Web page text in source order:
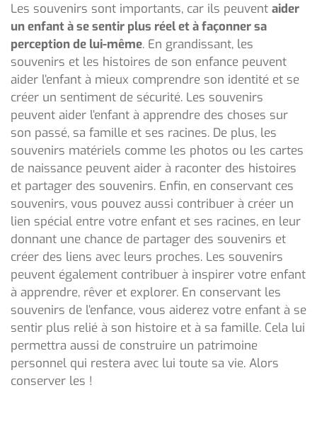
Les souvenirs sont importants, car ils peuvent aider
un enfant à se sentir plus réel et à façonner sa
perception de lui-même. En grandissant, les
souvenirs et les histoires de son enfance peuvent
aider l’enfant à mieux comprendre son identité et se
créer un sentiment de sécurité. Les souvenirs
peuvent aider l’enfant à apprendre des choses sur
son passé, sa famille et ses racines. De plus, les
souvenirs matériels comme les photos ou les cartes
de naissance peuvent aider à raconter des histoires
et partager des souvenirs. Enfin, en conservant ces
souvenirs, vous pouvez aussi contribuer à créer un
lien spécial entre votre enfant et ses racines, en leur
donnant une chance de partager des souvenirs et
créer des liens avec leurs proches. Les souvenirs
peuvent également contribuer à inspirer votre enfant
à apprendre, rêver et explorer. En conservant les
souvenirs de l’enfance, vous aiderez votre enfant à se
sentir plus relié à son histoire et à sa famille. Cela lui
permettra aussi de construire un patrimoine
personnel qui restera avec lui toute sa vie. Alors
conserver les !